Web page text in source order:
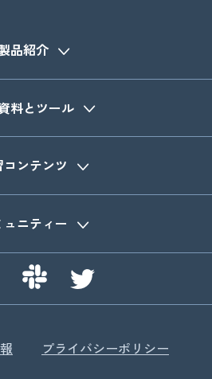
品紹介
料とツール
コンテンツ
ュニティー
プライバシーポリシー